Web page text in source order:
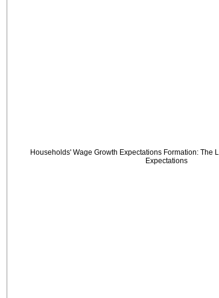
Households' Wage Growth Expectations Formation: The
Expectations